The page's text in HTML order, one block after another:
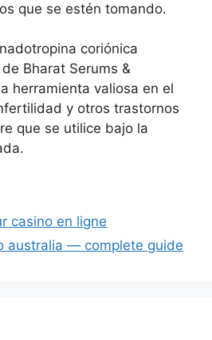
que se estén tomando.
coriónica
Bharat Serums &
herramienta valiosa en el
y otros trastornos
que se utilice bajo la
casino en ligne
australia — complete guide